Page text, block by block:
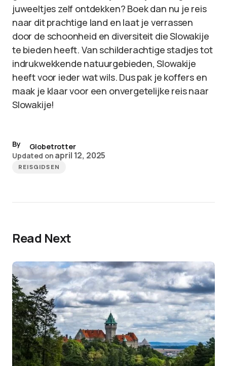
juweeltjes zelf ontdekken? Boek dan nu je reis
naar dit prachtige land en laat je verrassen
door de schoonheid en diversiteit die Slowakije
te bieden heeft. Van schilderachtige stadjes tot
indrukwekkende natuurgebieden, Slowakije
heeft voor ieder wat wils. Dus pak je koffers en
maak je klaar voor een onvergetelijke reis naar
Slowakije!
By
Globetrotter
Updated on april 12, 2025
REISGIDSEN
Read Next